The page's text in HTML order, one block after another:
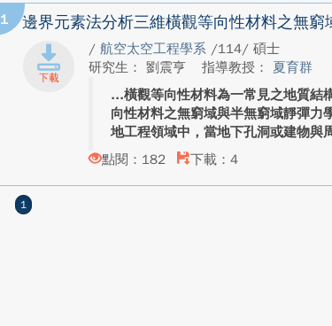
1 邊界元素法分析三維橫觀等向性材料之無窮
/ 航空太空工程學系 /114/ 碩士
研究生： 劉震亨
指導教授： 夏育群
橫觀等向性材料為一常見之地質結
向性材料之無窮域與半無窮域靜彈力
地工程領域中，當地下孔洞或建物與
點閱：182
下載：4
1